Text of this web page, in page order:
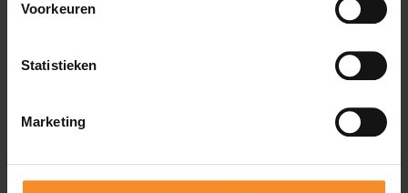
Voorkeuren
Statistieken
Marketing